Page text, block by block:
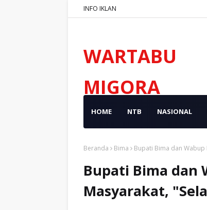
INFO IKLAN
WARTABU
MIGORA
HOME NTB NASIONAL
Beranda Bima Bupati Bima dan Wabup
Bupati Bima dan
Masyarakat,